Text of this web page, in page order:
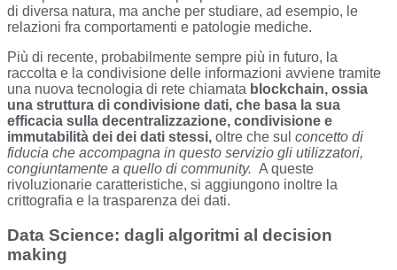
di diversa natura, ma anche per studiare, ad esempio, le
relazioni fra comportamenti e patologie mediche.
Più di recente, probabilmente sempre più in futuro, la
raccolta e la condivisione delle informazioni avviene tramite
una nuova tecnologia di rete chiamata blockchain, ossia
una struttura di condivisione dati, che basa la sua
efficacia sulla decentralizzazione, condivisione e
immutabilità dei dei dati stessi, oltre che sul concetto di
fiducia che accompagna in questo servizio gli utilizzatori,
congiuntamente a quello di community. A queste
rivoluzionarie caratteristiche, si aggiungono inoltre la
crittografia e la trasparenza dei dati.
Data Science: dagli algoritmi al decision
making